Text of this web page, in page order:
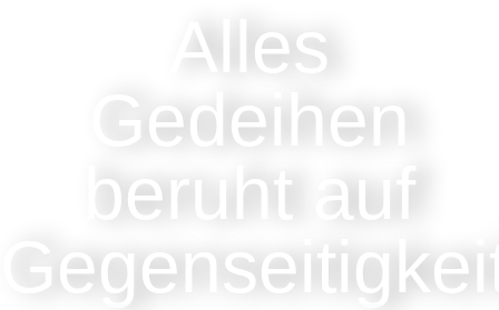
Alles
Gedeihen
beruht auf